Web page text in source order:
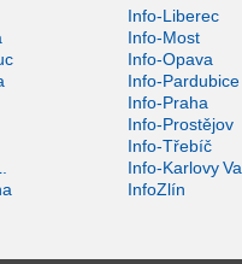
Info-Liberec
Info-Most
Info-Opava
Info-Pardubice
Info-Praha
Info-Prostějov
Info-Třebíč
Info-Karlovy
InfoZlín